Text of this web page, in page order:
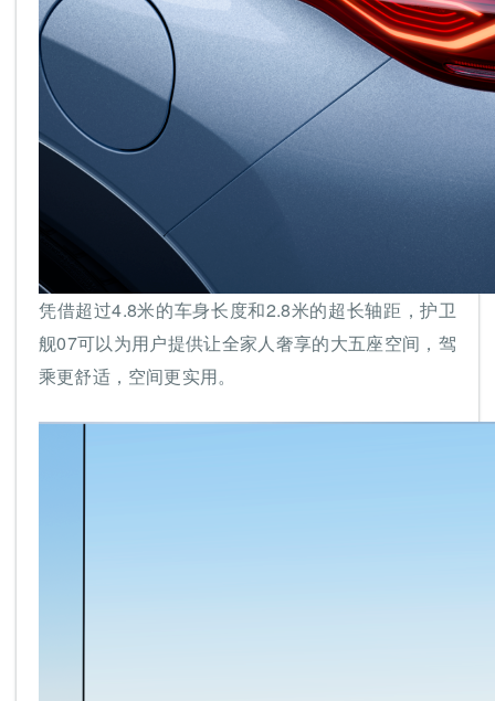
凭借超过4.8米的车身长度和2.8米的超长轴距，护卫
舰07可以为用户提供让全家人奢享的大五座空间，驾
乘更舒适，空间更实用。